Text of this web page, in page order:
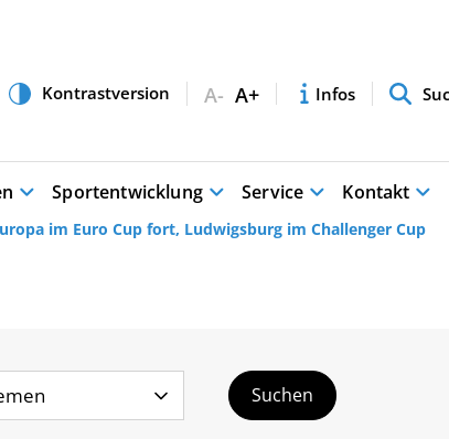
Sportentwicklung Service Kontakt
im Euro Cup fort, Ludwigsburg im Challenger Cup